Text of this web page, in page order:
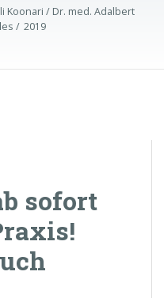
Koonari / Dr. med. Adalbert
2019
sofort